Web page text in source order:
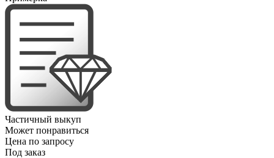
Частичный выкуп
Может понравиться
Цена по запросу
Под заказ